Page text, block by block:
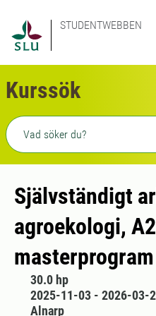
STUDENTWEBBEN
Kurssök
Fritext sökning
Självständigt
agroekologi,
30.0 hp
2025-11-03 - 2026-03-
Alnarp